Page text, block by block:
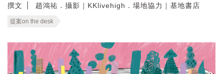
撰文 趙鴻祐．攝影｜KKlivehigh．場地協力｜基地書店
提案on the desk